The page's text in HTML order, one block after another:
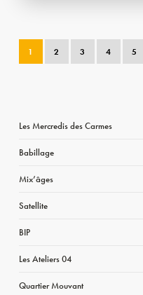
1 2 3 4 5
Les Mercredis des Carmes
Babillage
Mix’âges
Satellite
BIP
Les Ateliers 04
Quartier Mouvant